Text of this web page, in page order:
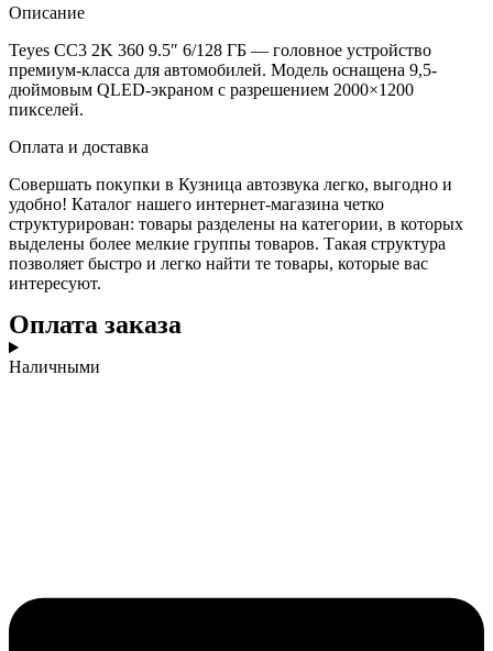
Описание
Teyes CC3 2K 360 9.5″ 6/128 ГБ — головное устройство
премиум-класса для автомобилей. Модель оснащена 9,5-
дюймовым QLED-экраном с разрешением 2000×1200
пикселей.
Оплата и доставка
Совершать покупки в Кузница автозвука легко, выгодно и
удобно! Каталог нашего интернет-магазина четко
структурирован: товары разделены на категории, в которых
выделены более мелкие группы товаров. Такая структура
позволяет быстро и легко найти те товары, которые вас
интересуют.
Оплата заказа
Наличными